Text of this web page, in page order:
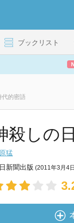
ブックリスト
代的密語
殺しの
猛
新聞出版 (2011年3月4